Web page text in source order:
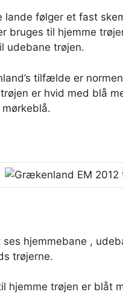
lande følger et fast
bruges til hjemme
udebane trøjen.
tilfælde er
er hvid med blå
ses hjemmebane ,
trøjerne.
hjemme trøjen er blåt